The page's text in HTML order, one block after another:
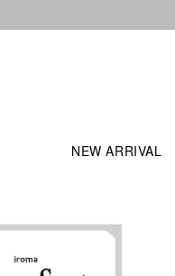
NEW ARRIVAL